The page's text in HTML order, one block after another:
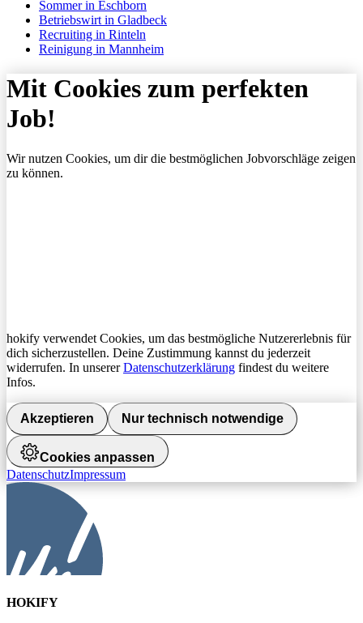
Sommer in Eschborn
Betriebswirt in Gladbeck
Recruiting in Rinteln
Reinigung in Mannheim
Mit Cookies zum perfekten
Job!
Wir nutzen Cookies, um dir die bestmöglichen Jobvorschläge zeigen
zu können.
hokify verwendet Cookies, um das bestmögliche Nutzererlebnis für
dich sicherzustellen. Deine Zustimmung kannst du jederzeit
widerrufen. In unsererDatenschutzerklärung findest du weitere
Infos.
Akzeptieren Nur technisch notwendige
Cookies anpassen
DatenschutzImpressum
HOKIFY